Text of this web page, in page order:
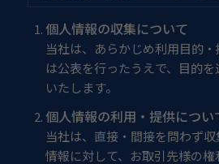
個人情報の収集について
当社は、あらかじめ利用目的
は公表を行ったうえで、目的
いたします。
個人情報の利用・提供につい
当社は、直接・間接を問わず
情報に対して、お取引先様の